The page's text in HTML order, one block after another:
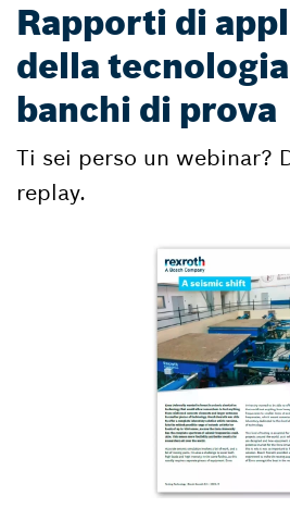
Rapporti di
della
banchi di prova
Ti sei perso un webinar?
replay.